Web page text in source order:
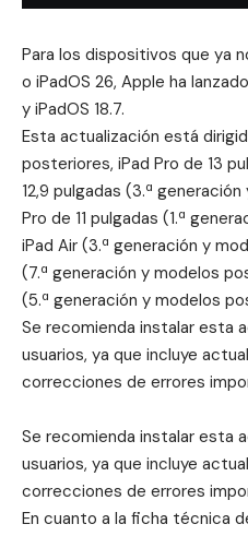
Para los dispositivos que ya
o iPadOS 26, Apple ha
y iPadOS 18.7.
Esta actualización está
posteriores, iPad Pro de 13
12,9 pulgadas (3.ª
Pro de 11 pulgadas (1.ª
iPad Air (3.ª generación y
(7.ª generación y modelos
(5.ª generación y modelos
Se recomienda instalar esta
usuarios, ya que incluye
correcciones de errores
Se recomienda instalar esta
usuarios, ya que incluye
correcciones de errores
En cuanto a la ficha técnica